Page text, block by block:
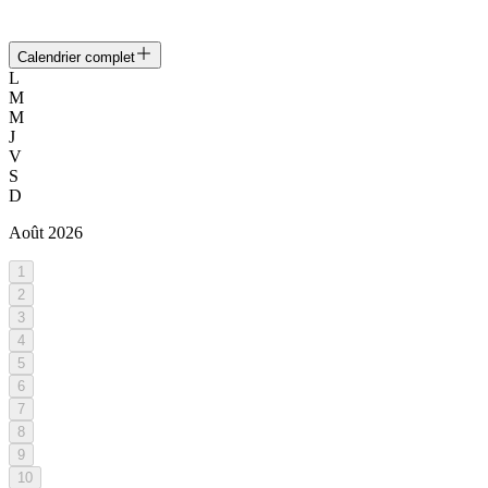
Calendrier complet
L
M
M
J
V
S
D
Août 2026
1
2
3
4
5
6
7
8
9
10